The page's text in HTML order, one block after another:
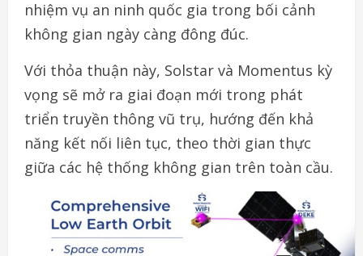
nhiệm vụ an ninh quốc gia trong bối cảnh
không gian ngày càng đông đúc.
Với thỏa thuận này, Solstar và Momentus kỳ
vọng sẽ mở ra giai đoạn mới trong phát
triển truyền thông vũ trụ, hướng đến khả
năng kết nối liên tục, theo thời gian thực
giữa các hệ thống không gian trên toàn cầu.